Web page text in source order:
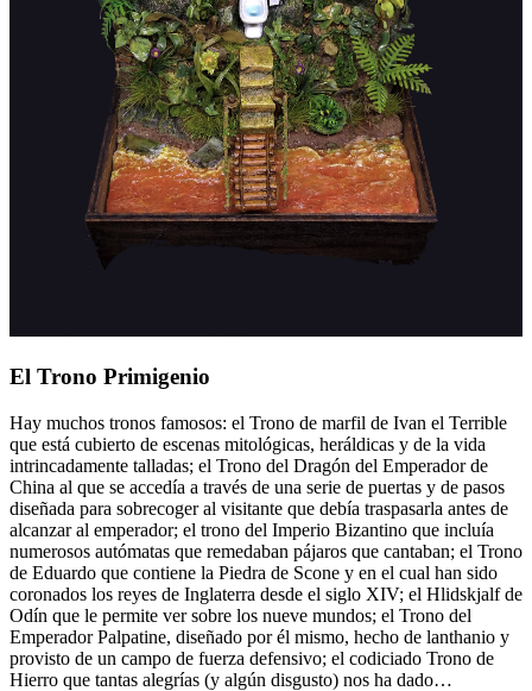
El Trono Primigenio
Hay muchos tronos famosos: el Trono de marfil de Ivan el Terrible
que está cubierto de escenas mitológicas, heráldicas y de la vida
intrincadamente talladas; el Trono del Dragón del Emperador de
China al que se accedía a través de una serie de puertas y de pasos
diseñada para sobrecoger al visitante que debía traspasarla antes de
alcanzar al emperador; el trono del Imperio Bizantino que incluía
numerosos autómatas que remedaban pájaros que cantaban; el Trono
de Eduardo que contiene la Piedra de Scone y en el cual han sido
coronados los reyes de Inglaterra desde el siglo XIV; el Hlidskjalf de
Odín que le permite ver sobre los nueve mundos; el Trono del
Emperador Palpatine, diseñado por él mismo, hecho de lanthanio y
provisto de un campo de fuerza defensivo; el codiciado Trono de
Hierro que tantas alegrías (y algún disgusto) nos ha dado…